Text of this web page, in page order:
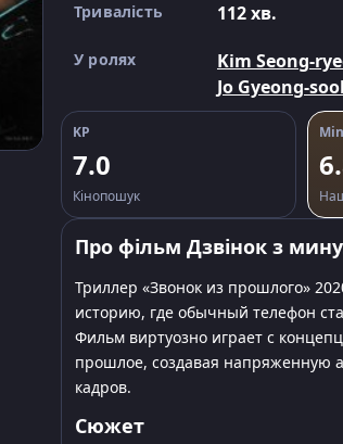
Тривалість 112 хв.
У ролях Kim Seong-
Jo Gyeong-
KP
7.0
Кінопошук
Про фільм Дзвінок з
Триллер «Звонок из прошлого»
историю, где обычный телефон
Фильм виртуозно играет с
прошлое, создавая напряженную
кадров.
Сюжет